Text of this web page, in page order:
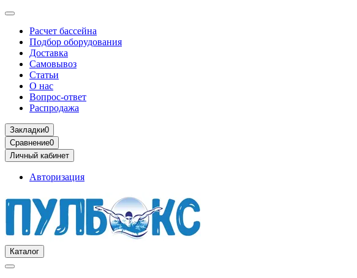
Расчет бассейна
Подбор оборудования
Доставка
Самовывоз
Статьи
О нас
Вопрос-ответ
Распродажа
Закладки0
Сравнение0
Личный кабинет
Авторизация
Каталог